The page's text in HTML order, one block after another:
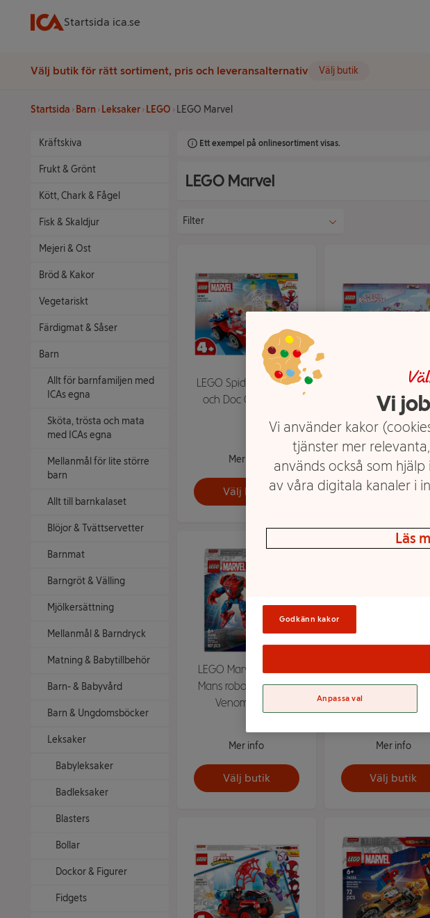
Startsida ica.se
Välj butik för rätt sortiment, pris och leveransalternativ Välj butik
Startsida Barn Leksaker LEGO LEGO Marvel
Kräftskiva
Frukt & Grönt
Kött, Chark & Fågel
Fisk & Skaldjur
Mejeri & Ost
Bröd & Kakor
Vegetariskt
Färdigmat & Såser
Barn
Allt för barnfamiljen med
ICAs egna
Sköta, trösta och mata
med ICAs egna
Mellanmål för lite större
barn
Allt till barnkalaset
Blöjor & Tvättservetter
Barnmat
Barngröt & Välling
Mjölkersättning
Mellanmål & Barndryck
Matning & Babytillbehör
Barn- & Babyvård
Barn & Ungdomsböcker
Leksaker
Babyleksaker
Badleksaker
Blasters
Bollar
Dockor & Figurer
Fidgets
Ett exempel på onlinesortiment visas.
LEGO Marvel
Filter
LEGO Spider-Mans bil
och Doc Ock 10789
Mer info
Välj butik
LEGO Gabbys
Sjökattens skepp
spa 10786
Mer info
Välj butik
LEGO Marvel Spider-
Mans robot mot Anti-
Venom 76308
Mer info
Välj butik
robot mot Lex
Mer info
Välj butik
Vi
Vi använder kakor
tjänster mer
används också som
av våra digitala kanaler i
Läs
Godkänn kakor
Anpassa val